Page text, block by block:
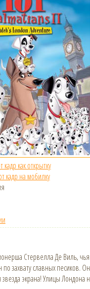
кадр как открытку
кадр на мобилку
Стервелла Де Виль, чья
по захвату славных песиков.
экрана! Улицы Лондона